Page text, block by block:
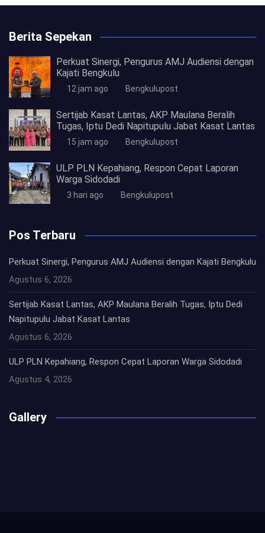
Berita Sepekan
Perkuat Sinergi, Pengurus AMJ Audiensi dengan
Kajati Bengkulu
12 jam ago Bengkulupost
Sertijab Kasat Lantas, AKP Maulana Beralih
Tugas, Iptu Dedi Napitupulu Jabat Kasat Lantas
15 jam ago Bengkulupost
ULP PLN Kepahiang, Respon Cepat Laporan
Warga Sidodadi
3 hari ago Bengkulupost
Pos Terbaru
Perkuat Sinergi, Pengurus AMJ Audiensi dengan Kajati Bengkulu
Agustus 6, 2026
Sertijab Kasat Lantas, AKP Maulana Beralih Tugas, Iptu Dedi
Napitupulu Jabat Kasat Lantas
Agustus 6, 2026
ULP PLN Kepahiang, Respon Cepat Laporan Warga Sidodadi
Agustus 4, 2026
Gallery